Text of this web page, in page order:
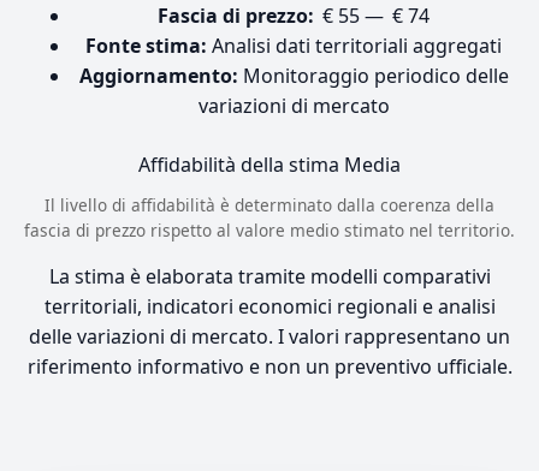
Fascia di prezzo: € 55 — € 74
Fonte stima: Analisi dati territoriali aggregati
Aggiornamento: Monitoraggio periodico delle
variazioni di mercato
Affidabilità della stima Media
Il livello di affidabilità è determinato dalla coerenza della
fascia di prezzo rispetto al valore medio stimato nel territorio.
La stima è elaborata tramite modelli comparativi
territoriali, indicatori economici regionali e analisi
delle variazioni di mercato. I valori rappresentano un
riferimento informativo e non un preventivo ufficiale.